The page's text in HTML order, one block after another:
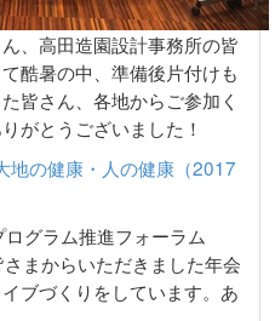
、高田造園設計事務所の皆
酷暑の中、準備後片付けも
皆さん、各地からご参加く
がとうございました！
地の健康・人の健康（2017
グラム推進フォーラム
さまからいただきました年会
ブづくりをしています。あ